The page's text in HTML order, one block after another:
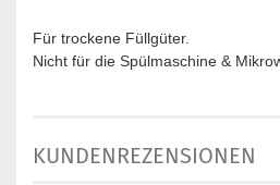
Für trockene Füllgüter.
Nicht für die Spülmaschine &
KUNDENREZENSIONEN